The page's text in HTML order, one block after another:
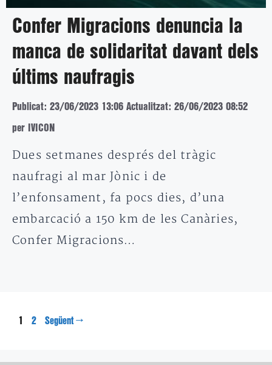
Confer Migracions denuncia la
manca de solidaritat davant dels
últims naufragis
Publicat: 23/06/2023 13:06 Actualitzat: 26/06/2023 08:52
per IVICON
Dues setmanes després del tràgic
naufragi al mar Jònic i de
l’enfonsament, fa pocs dies, d’una
embarcació a 150 km de les Canàries,
Confer Migracions…
Pàgina
1 Pàgina
2 Següent →